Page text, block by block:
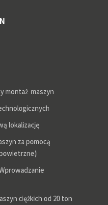
montaż maszyn
lokalizację
za pomocą
ciężkich od 20 ton